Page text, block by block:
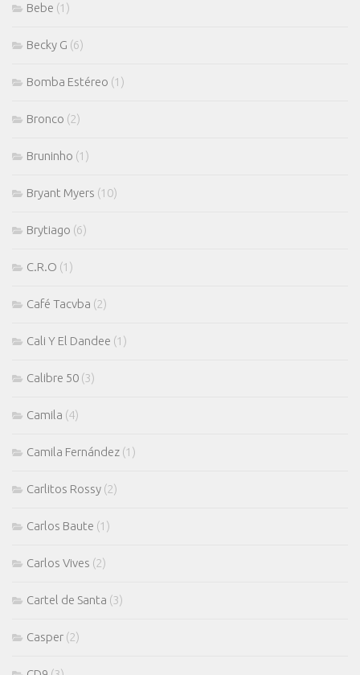
Bebe (1)
Becky G (6)
Bomba Estéreo (1)
Bronco (2)
Bruninho (1)
Bryant Myers (10)
Brytiago (6)
C.R.O (1)
Café Tacvba (2)
Cali Y El Dandee (1)
Calibre 50 (3)
Camila (4)
Camila Fernández (1)
Carlitos Rossy (2)
Carlos Baute (1)
Carlos Vives (2)
Cartel de Santa (3)
Casper (2)